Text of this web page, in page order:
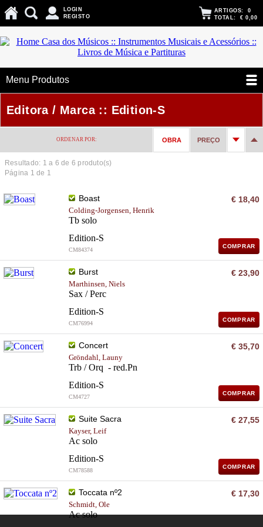
LOGIN
REGISTO
ARTIGOS: 0
TOTAL: € 0,00
Menu Produtos
Editora / Marca :: Edition-S
ORDENAR POR: OBRA PREÇO
Resultado: 1 a 6 de 6 produto(s)
Página 1 de 1
Boast
Colding-Jorgensen, Henrik
Tb solo
Edition-S
CM84374
€ 18,40
COMPRAR
Burst
Marthinsen, Niels
Sax / Perc
Edition-S
CM76994
€ 23,90
COMPRAR
Concert
Gröndahl, Launy
Trb / Orq - red.Pn
Edition-S
CM4727
€ 35,70
COMPRAR
Suite Sacra
Kayser, Leif
Ac solo
Edition-S
CM78588
€ 27,55
COMPRAR
Toccata nº2
Schmidt, Ole
Ac solo
€ 17,30